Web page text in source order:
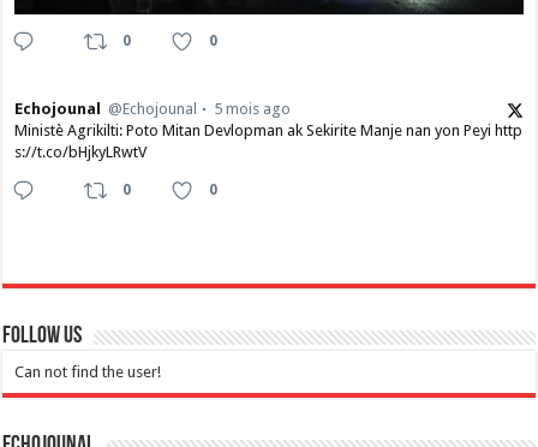
0 0
Echojounal @Echojounal
5 mois ago
Ministè Agrikilti: Poto Mitan Devlopman ak Sekirite Manje nan yon Peyi http
s://t.co/bHjkyLRwtV
0 0
Follow Us
Can not find the user!